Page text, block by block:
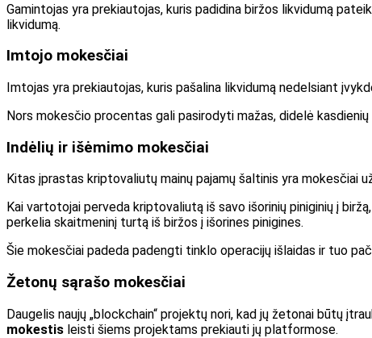
Gamintojas yra prekiautojas, kuris padidina biržos likvidumą
likvidumą.
Imtojo mokesčiai
Imtojas yra prekiautojas, kuris pašalina likvidumą nedelsiant
Nors mokesčio procentas gali pasirodyti mažas, didelė
Indėlių ir išėmimo mokesčiai
Kitas įprastas kriptovaliutų mainų pajamų šaltinis yra mokesčiai
Kai vartotojai perveda kriptovaliutą iš savo išorinių piniginių į
perkelia skaitmeninį turtą iš biržos į išorines pinigines.
Šie mokesčiai padeda padengti tinklo operacijų išlaidas ir tuo
Žetonų sąrašo mokesčiai
Daugelis naujų „blockchain“ projektų nori, kad jų žetonai būtų
mokestis leisti šiems projektams prekiauti jų platformose.